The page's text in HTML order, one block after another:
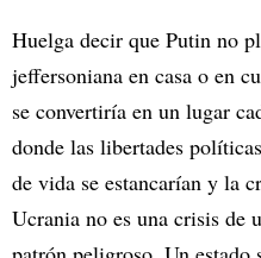
Huelga decir que Putin no
jeffersoniana en casa o en
se convertiría en un lugar
donde las libertades
de vida se estancarían y la
Ucrania no es una crisis de